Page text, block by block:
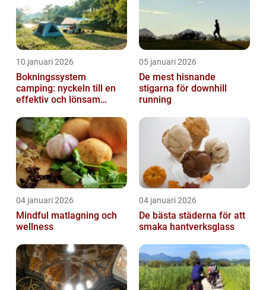
10 januari 2026
Bokningssystem
camping: nyckeln till en
effektiv och lönsam
05 januari 2026
De mest hisnande
stigarna för downhill
running
04 januari 2026
Mindful matlagning och
wellness
04 januari 2026
De bästa städerna för att
smaka hantverksglass